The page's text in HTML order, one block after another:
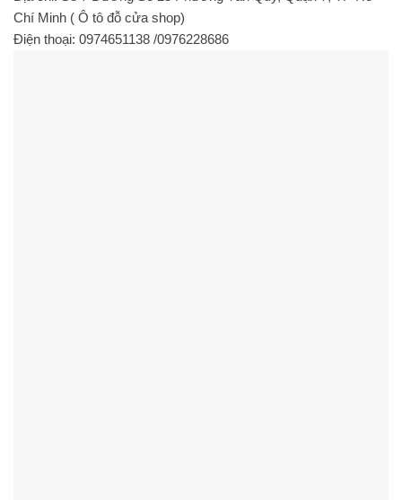
Chí Minh ( Ô tô đỗ cửa shop)
Điện thoại: 0974651138 /0976228686